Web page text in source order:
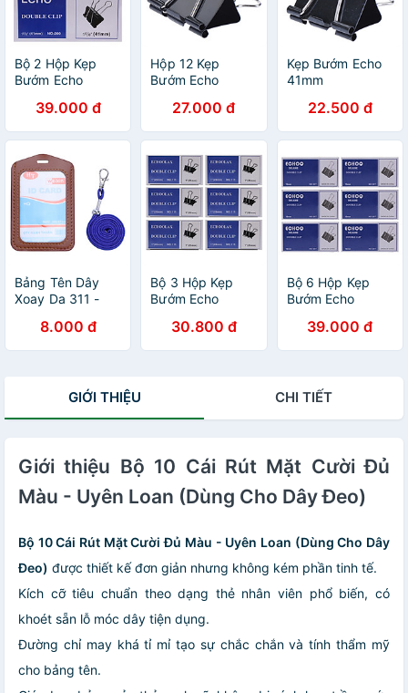
Bộ 2 Hộp Kẹp
Bướm Echo
12 Kẹp/Hộp)
39.000 đ
Hộp 12 Kẹp
Bướm Echo
27.000 đ
Kẹp Bướm Echo
41mm
22.500 đ
Bảng Tên Dây
Xoay Da 311 -
8.000 đ
Bộ 3 Hộp Kẹp
Bướm Echo
30.800 đ
Bộ 6 Hộp Kẹp
Bướm Echo
39.000 đ
GIỚI THIỆU CHI TIẾT
Giới thiệu Bộ 10 Cái Rút Mặt Cười Đủ
Màu - Uyên Loan (Dùng Cho Dây Đeo)
Bộ 10 Cái Rút Mặt Cười Đủ Màu - Uyên Loan (Dùng Cho Dây
Đeo) được thiết kế đơn giản nhưng không kém phần tinh tế.
Kích cỡ tiêu chuẩn theo dạng thẻ nhân viên phổ biến, có
khoét sẵn lỗ móc dây tiện dụng.
Đường chỉ may khá tỉ mỉ tạo sự chắc chắn và tính thẩm mỹ
cho bảng tên.